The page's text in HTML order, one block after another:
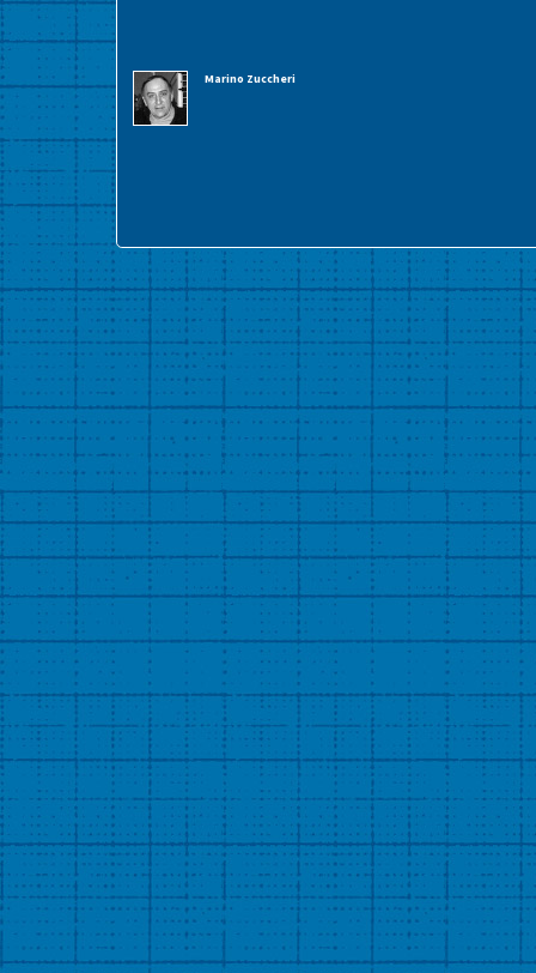
Marino Zuccheri